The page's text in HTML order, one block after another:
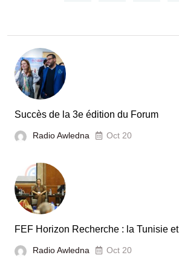
le
Tunisie
Succès de la 3e édition du Forum
Radio Awledna Oct 20
FEF Horizon Recherche : la Tunisie et
Radio Awledna Oct 20